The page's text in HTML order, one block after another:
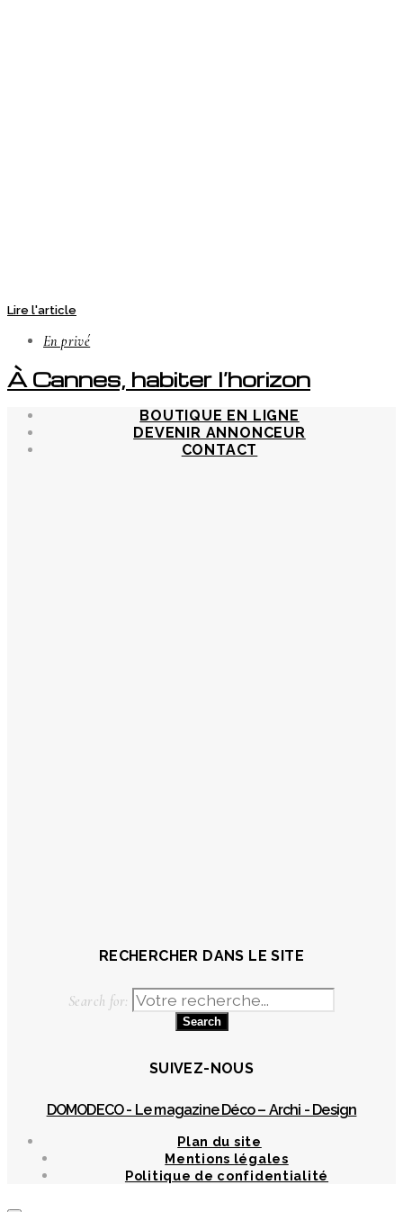
Lire l'article
En privé
À Cannes, habiter l’horizon
BOUTIQUE EN LIGNE
DEVENIR ANNONCEUR
CONTACT
RECHERCHER DANS LE SITE
Search for:
SUIVEZ-NOUS
DOMODECO - Le magazine Déco – Archi - Design
Plan du site
Mentions légales
Politique de confidentialité